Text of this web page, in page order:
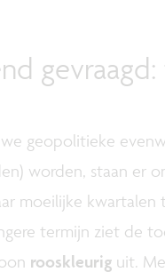
geopolitieke
worden, staan er
moeilijke kwartalen
termijn ziet de
rooskleurig uit.